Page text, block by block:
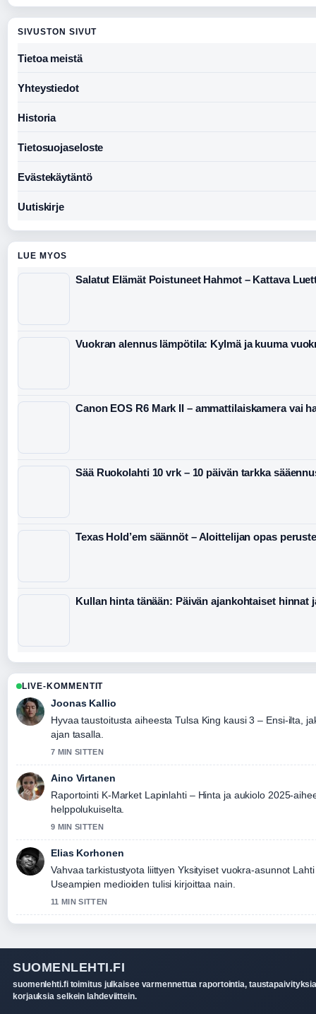
SIVUSTON SIVUT
Tietoa meistä
Yhteystiedot
Historia
Tietosuojaseloste
Evästekäytäntö
Uutiskirje
LUE MYOS
Salatut Elämät Poistuneet Hahmot – Kattava
Vuokran alennus lämpötila: Kylmä ja kuuma
Canon EOS R6 Mark II – ammattilaiskamera vai
Sää Ruokolahti 10 vrk – 10 päivän tarkka
Texas Hold’em säännöt – Aloittelijan opas
Kullan hinta tänään: Päivän ajankohtaiset hinnat
LIVE-KOMMENTIT
Joonas Kallio
Hyvaa taustoitusta aiheesta Tulsa King kausi 3 – Ensi-ilta,
ajan tasalla.
7 MIN SITTEN
Aino Virtanen
Raportointi K-Market Lapinlahti – Hinta ja aukiolo 2025-
helppolukuiselta.
9 MIN SITTEN
Elias Korhonen
Vahvaa tarkistustyota liittyen Yksityiset vuokra-asunnot
Useampien medioiden tulisi kirjoittaa nain.
11 MIN SITTEN
SUOMENLEHTI.FI
suomenlehti.fi toimitus julkaisee varmennettua raportointia,
korjauksia selkein lahdeviittein.